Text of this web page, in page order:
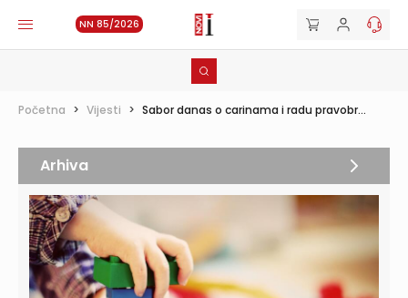
NN 85/2026
Početna > Vijesti > Sabor danas o carinama i radu pravobr...
Arhiva